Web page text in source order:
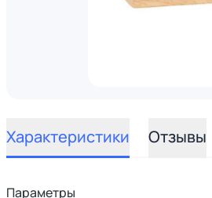
Характеристики Отзывы
Параметры